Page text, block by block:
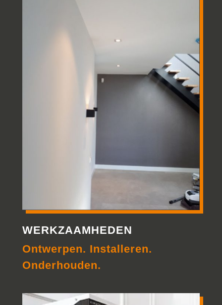
WERKZAAMHEDEN
Ontwerpen. Installeren.
Onderhouden.